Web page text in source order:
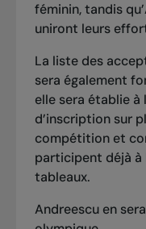
féminin, tandis
uniront leurs
La liste des
sera également
elle sera établie à
d’inscription sur
compétition et
participent déjà à
tableaux.
Andreescu en